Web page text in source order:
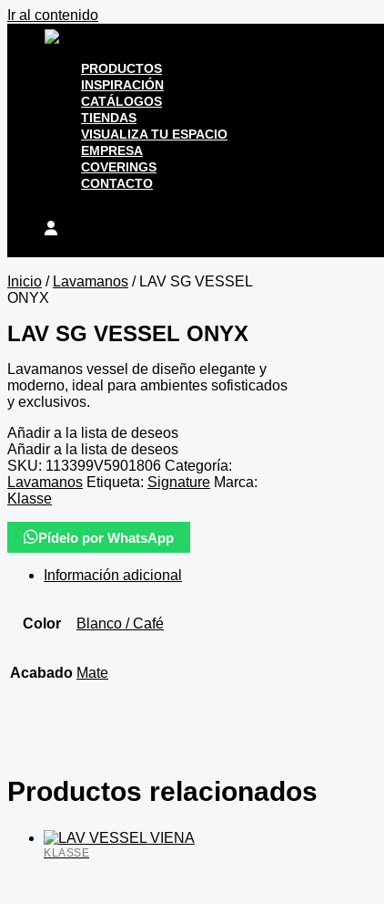
Ir al contenido
PRODUCTOS
INSPIRACIÓN
CATÁLOGOS
TIENDAS
VISUALIZA TU ESPACIO
EMPRESA
COVERINGS
CONTACTO
Inicio / Lavamanos / LAV SG VESSEL
ONYX
LAV SG VESSEL ONYX
Lavamanos vessel de diseño elegante y
moderno, ideal para ambientes sofisticados
y exclusivos.
Añadir a la lista de deseos
Añadir a la lista de deseos
SKU: 113399V5901806 Categoría:
Lavamanos Etiqueta: Signature Marca:
Klasse
Pídelo por WhatsApp
Información adicional
Color Blanco / Café
Acabado Mate
Productos relacionados
KLASSE